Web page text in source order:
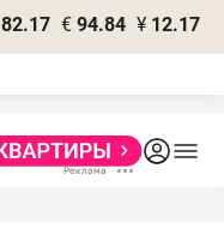
82.17 € 94.84 ¥ 12.17